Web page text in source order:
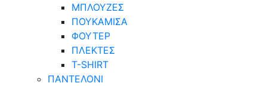
ΜΠΛΟΥΖΕΣ
ΠΟΥΚΑΜΙΣΑ
ΦΟΥΤΕΡ
ΠΛΕΚΤΕΣ
T-SHIRT
ΠΑΝΤΕΛΟΝΙ